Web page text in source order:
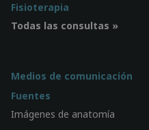
Fisioterapia
Todas las consultas »
Medios de comunicación
Fuentes
Imágenes de anatomía